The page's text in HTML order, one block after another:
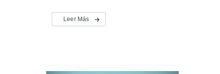
Leer Más